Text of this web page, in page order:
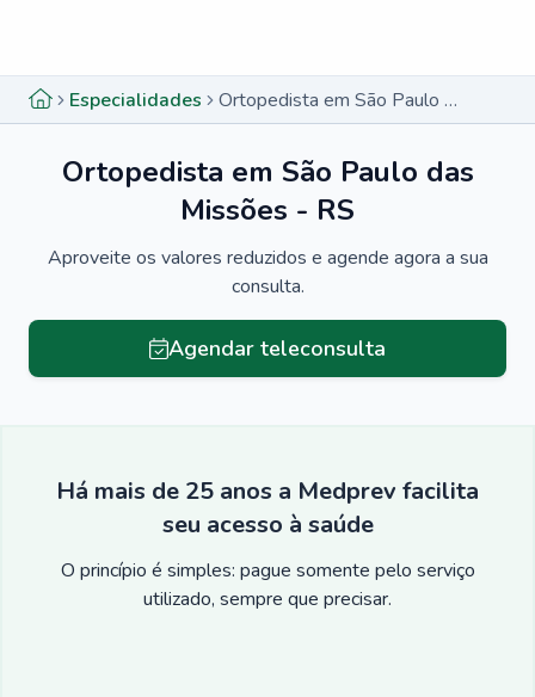
Especialidades Ortopedista em São Paulo das Missões - RS
Ortopedista em São Paulo das
Missões - RS
Aproveite os valores reduzidos e agende agora a sua
consulta.
Agendar teleconsulta
Há mais de 25 anos a Medprev facilita
seu acesso à saúde
O princípio é simples: pague somente pelo serviço
utilizado, sempre que precisar.